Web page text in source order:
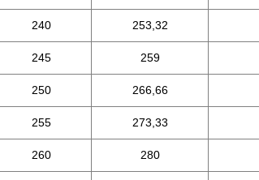
240 253,32
245 259
250 266,66
255 273,33
260 280